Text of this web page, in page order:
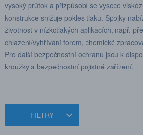
vysoký průtok a přizpůsobí se vysoce
konstrukce snižuje pokles tlaku. Spojky
životnost v nízkotlakých aplikacích, např.
chlazení/vyhřívání forem, chemické
Pro další bezpečnostní ochranu jsou k
kroužky a bezpečnostní pojistné zařízení.
FILTRY